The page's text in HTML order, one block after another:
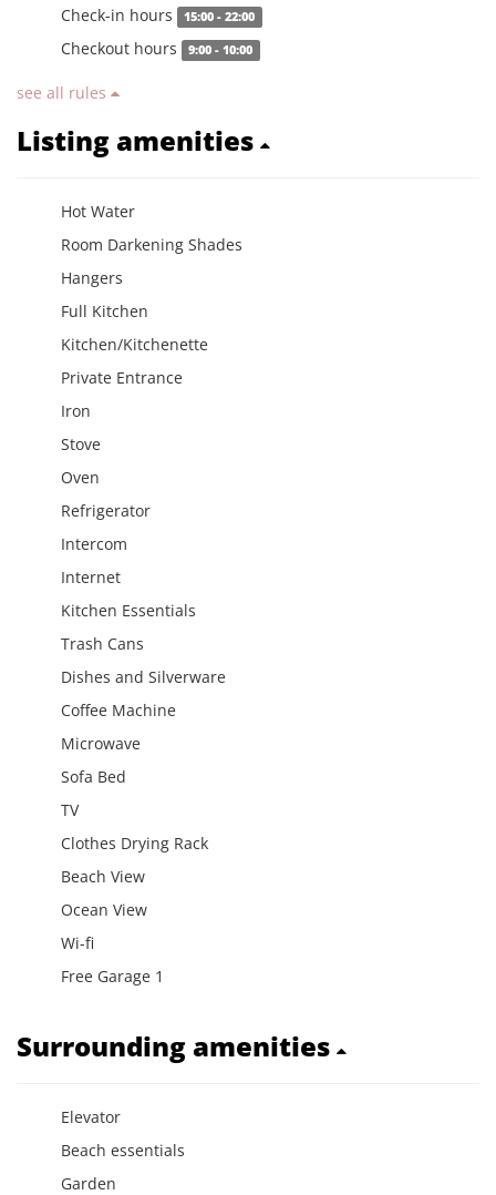
Check-in hours 15:00 - 22:00
Checkout hours 9:00 - 10:00
see all rules
Listing amenities
Hot Water
Room Darkening Shades
Hangers
Full Kitchen
Kitchen/Kitchenette
Private Entrance
Iron
Stove
Oven
Refrigerator
Intercom
Internet
Kitchen Essentials
Trash Cans
Dishes and Silverware
Coffee Machine
Microwave
Sofa Bed
TV
Clothes Drying Rack
Beach View
Ocean View
Wi-fi
Free Garage 1
Surrounding amenities
Elevator
Beach essentials
Garden